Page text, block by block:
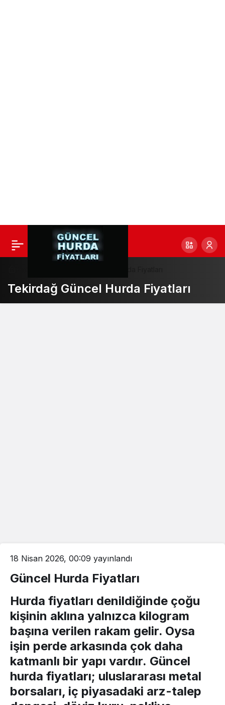
Tekirdağ Güncel Hurda Fiyatları
18 Nisan 2026, 00:09 yayınlandı
Güncel Hurda Fiyatları
Hurda fiyatları denildiğinde çoğu
kişinin aklına yalnızca kilogram
başına verilen rakam gelir. Oysa
işin perde arkasında çok daha
katmanlı bir yapı vardır. Güncel
hurda fiyatları; uluslararası metal
borsaları, iç piyasadaki arz-talep